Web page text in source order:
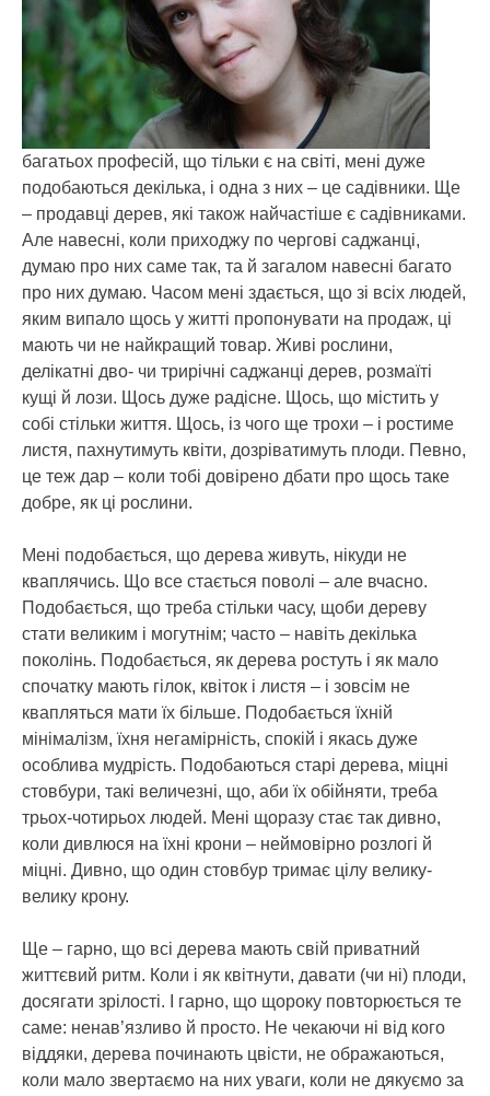
багатьох професій, що тільки є на світі, мені дуже
подобаються декілька, і одна з них – це садівники. Ще
– продавці дерев, які також найчастіше є садівниками.
Але навесні, коли приходжу по чергові саджанці,
думаю про них саме так, та й загалом навесні багато
про них думаю. Часом мені здається, що зі всіх людей,
яким випало щось у житті пропонувати на продаж, ці
мають чи не найкращий товар. Живі рослини,
делікатні дво- чи трирічні саджанці дерев, розмаїті
кущі й лози. Щось дуже радісне. Щось, що містить у
собі стільки життя. Щось, із чого ще трохи – і ростиме
листя, пахнутимуть квіти, дозріватимуть плоди. Певно,
це теж дар – коли тобі довірено дбати про щось таке
добре, як ці рослини.
Мені подобається, що дерева живуть, нікуди не
кваплячись. Що все стається поволі – але вчасно.
Подобається, що треба стільки часу, щоби дереву
стати великим і могутнім; часто – навіть декілька
поколінь. Подобається, як дерева ростуть і як мало
спочатку мають гілок, квіток і листя – і зовсім не
квапляться мати їх більше. Подобається їхній
мінімалізм, їхня негамірність, спокій і якась дуже
особлива мудрість. Подобаються старі дерева, міцні
стовбури, такі величезні, що, аби їх обійняти, треба
трьох-чотирьох людей. Мені щоразу стає так дивно,
коли дивлюся на їхні крони – неймовірно розлогі й
міцні. Дивно, що один стовбур тримає цілу велику-
велику крону.
Ще – гарно, що всі дерева мають свій приватний
життєвий ритм. Коли і як квітнути, давати (чи ні) плоди,
досягати зрілості. І гарно, що щороку повторюється те
саме: ненав’язливо й просто. Не чекаючи ні від кого
віддяки, дерева починають цвісти, не ображаються,
коли мало звертаємо на них уваги, коли не дякуємо за